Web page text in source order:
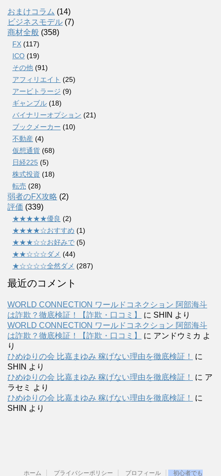
おまけコラム (14)
ビジネスモデル (7)
商材全般 (358)
FX (117)
ICO (19)
その他 (91)
アフィリエイト (25)
アービトラージ (9)
ギャンブル (18)
バイナリーオプション (21)
ブックメーカー (10)
不動産 (4)
仮想通貨 (68)
日経225 (5)
株式投資 (18)
転売 (28)
弱者のFX攻略 (2)
評価 (339)
★★★★★優良 (2)
★★★★☆おすすめ (1)
★★★☆☆お好みで (5)
★★☆☆☆ダメ (44)
★☆☆☆☆全然ダメ (287)
最近のコメント
WORLD CONNECTION ワールドコネクション 阿部海斗
は詐欺？徹底検証！【詐欺・口コミ】
に SHIN より
WORLD CONNECTION ワールドコネクション 阿部海斗
は詐欺？徹底検証！【詐欺・口コミ】
に アンドウミカ よ
り
ひめゆりの会 比嘉まゆみ 稼げない理由を徹底検証！
に
SHIN より
ひめゆりの会 比嘉まゆみ 稼げない理由を徹底検証！
に ア
ラセミ
より
ひめゆりの会 比嘉まゆみ 稼げない理由を徹底検証！
に
SHIN より
ホーム プライバシーポリシー プロフィール 初心者でも